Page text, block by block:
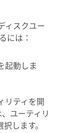
ィスクユー
には：
起動しま
リティを開
ユーティリ
します。